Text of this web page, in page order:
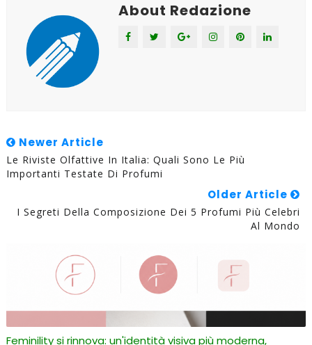
About Redazione
Newer Article
Le Riviste Olfattive In Italia: Quali Sono Le Più
Importanti Testate Di Profumi
Older Article
I Segreti Della Composizione Dei 5 Profumi Più Celebri
Al Mondo
Feminility si rinnova: un'identità visiva più moderna,